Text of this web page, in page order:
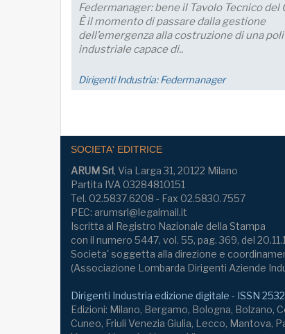
Le aspettative delle grandi imprese
migliorano a luglio, con un aumento della
imprese che prevede una crescita della
nei..
Economia
SOCIETA' EDITRICE
ARUM Srl, Via Larga 31, 20122 Milano
Partita IVA 03284810151
Tel. 02.5837.6208 - Fax 02.5830.7557
PEC: arumsrl@legalmail.it
Iscritta al Registro Nazionale della Stampa
con il numero 5447, vol. 55, pag. 369, del
Societa' soggetta alla direzione e
(Associazione Lombarda Dirigenti Aziende
Dirigenti Industria edizione digitale - ISSN
Edizioni: Milano, Bergamo, Bologna, Bolzano,
Cuneo, Friuli Venezia Giulia, Lecco, Mantova,